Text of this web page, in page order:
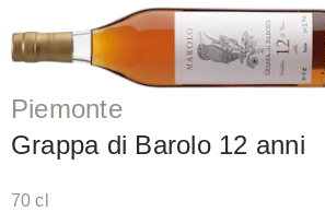
Piemonte
Grappa di Barolo 12 anni
70 cl